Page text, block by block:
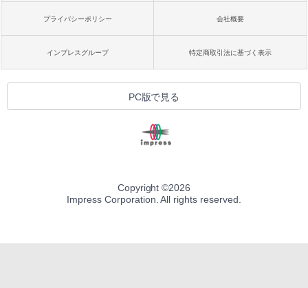
プライバシーポリシー 会社概要
インプレスグループ 特定商取引法に基づく表示
PC版で見る
Copyright ©2026
Impress Corporation. All rights reserved.